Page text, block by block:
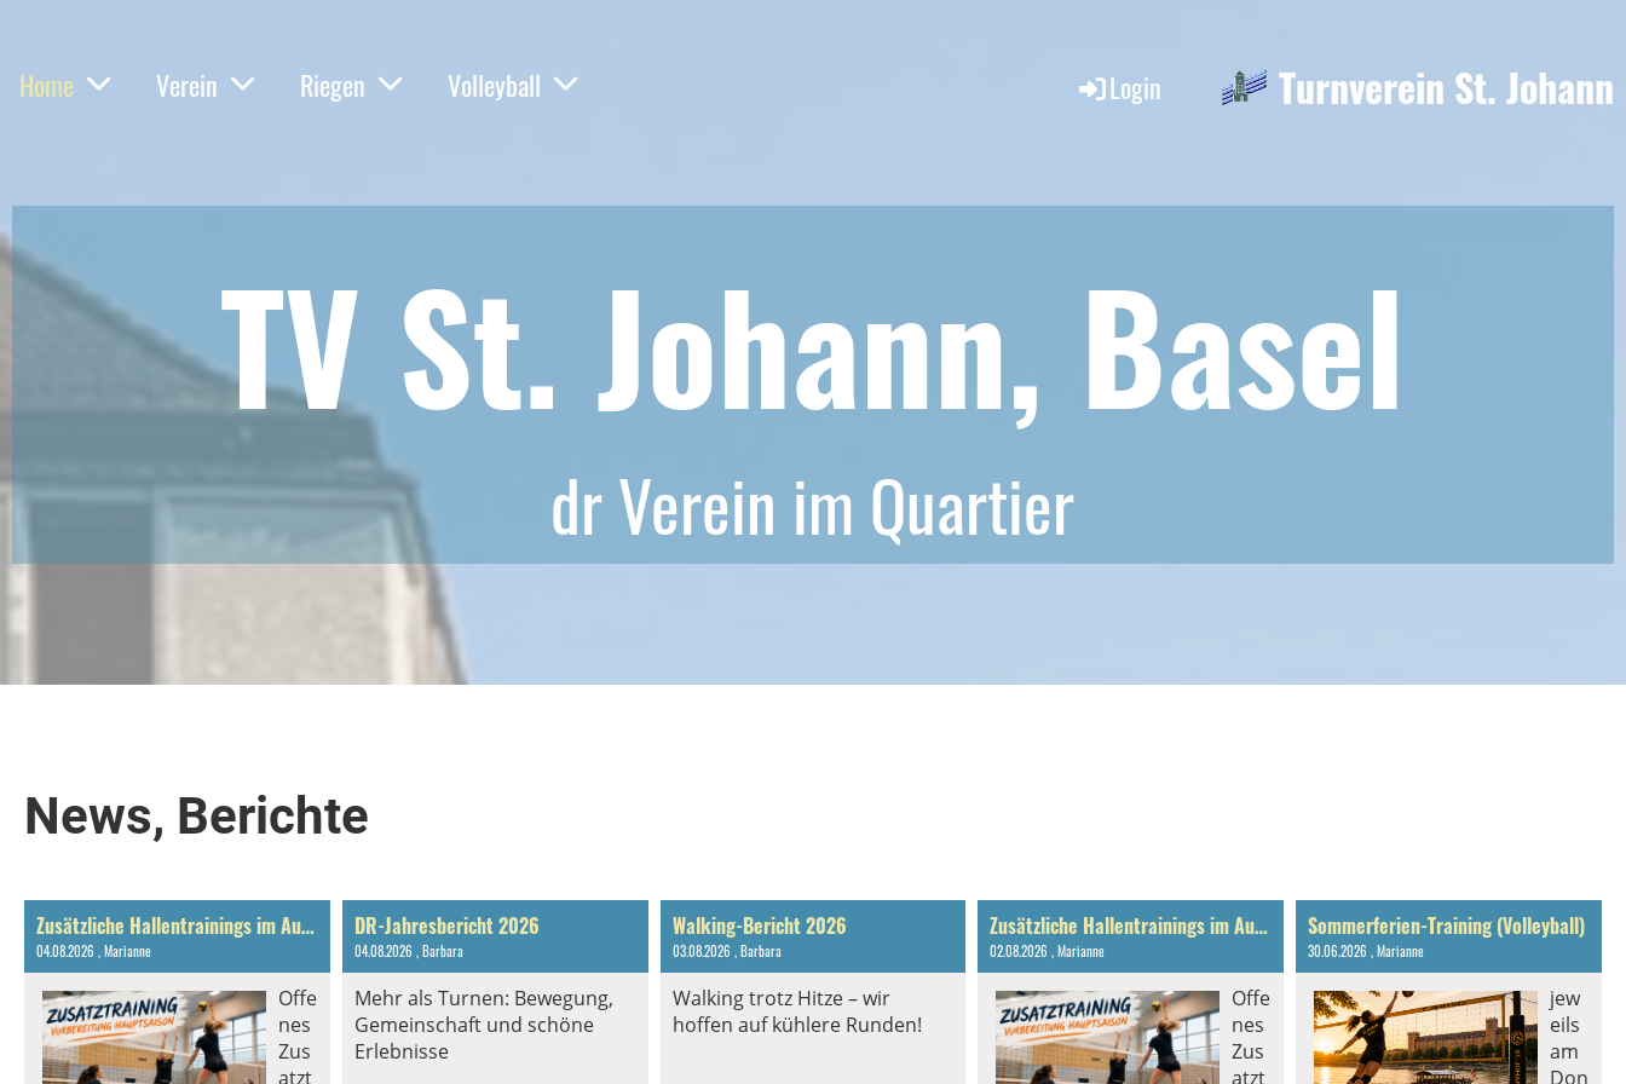
Home Verein Riegen Volleyball Login Turnverein St. Johann
TV St. Johann, Basel
dr Verein im Quartier
News, Berichte
Zusätzliche Hallentrainings im August & September 2026
04.08.2026 , Marianne
Offe
nes
Zus
atzt
DR-Jahresbericht 2026
04.08.2026 , Barbara
Mehr als Turnen: Bewegung,
Gemeinschaft und schöne
Erlebnisse
Walking-Bericht 2026
03.08.2026 , Barbara
Walking trotz Hitze – wir
hoffen auf kühlere Runden!
Zusätzliche Hallentrainings im August & September 2026
02.08.2026 , Marianne
Offe
nes
Zus
atzt
Sommerferien-Training (Volleyball)
30.06.2026 , Marianne
jew
eils
am
Don